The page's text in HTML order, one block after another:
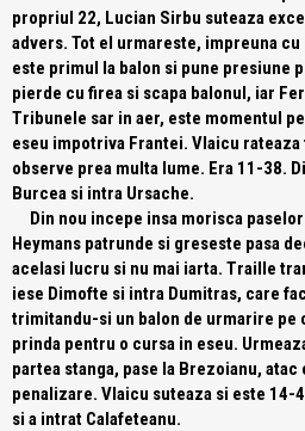
propriul 22, Lucian Sirbu suteaza
advers. Tot el urmareste, impreuna
este primul la balon si pune presiune
pierde cu firea si scapa balonul, iar
Tribunele sar in aer, este momentul
eseu impotriva Frantei. Vlaicu
observe prea multa lume. Era 11-38.
Burcea si intra Ursache.
Din nou incepe insa morisca
Heymans patrunde si greseste pasa
acelasi lucru si nu mai iarta. Traille
iese Dimofte si intra Dumitras, care
trimitandu-si un balon de urmarire pe
prinda pentru o cursa in eseu.
partea stanga, pase la Brezoianu,
penalizare. Vlaicu suteaza si este 14-
si a intrat Calafeteanu.